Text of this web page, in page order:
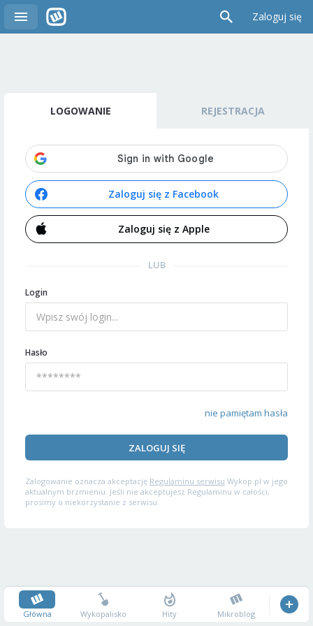
Zaloguj się
LOGOWANIE REJESTRACJA
Zaloguj się z Facebook
Zaloguj się z Apple
LUB
Login
Hasło
nie pamiętam hasła
ZALOGUJ SIĘ
Zalogowanie oznacza akceptację Regulaminu serwisu Wykop.pl w jego
aktualnym brzmieniu. Jeśli nie akceptujesz Regulaminu w całości,
prosimy o niekorzystanie z serwisu.
Główna Wykopalisko Hity Mikroblog